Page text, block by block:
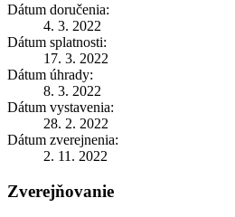
Dátum doručenia:
4. 3. 2022
Dátum splatnosti:
17. 3. 2022
Dátum úhrady:
8. 3. 2022
Dátum vystavenia:
28. 2. 2022
Dátum zverejnenia:
2. 11. 2022
Zverejňovanie